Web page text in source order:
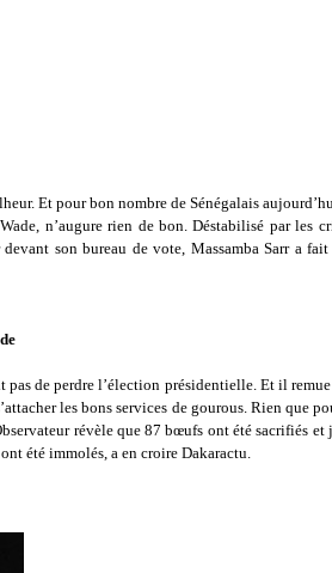
Et pour bon nombre de Sénégalais
n’augure rien de bon. Déstabilisé par les
son bureau de vote, Massamba Sarr a
pas de perdre l’élection présidentielle. Et il
les bons services de gourous. Rien que
révèle que 87 bœufs ont été sacrifiés et
été immolés, a en croire Dakaractu.